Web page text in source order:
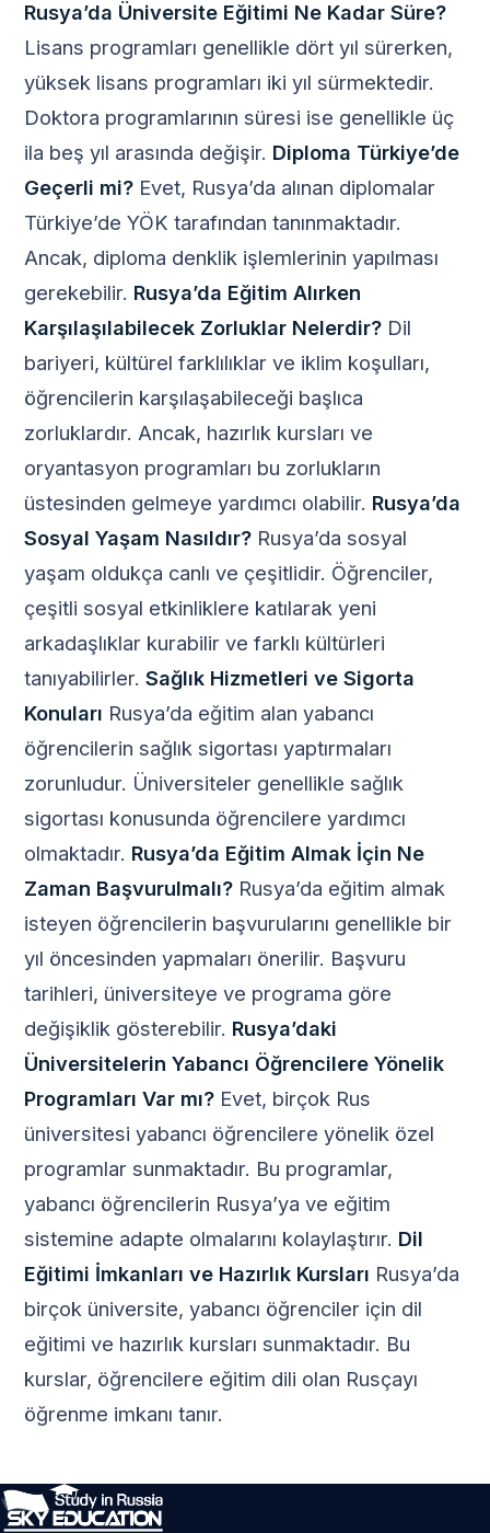
Rusya’da Üniversite Eğitimi Ne Kadar Süre?
Lisans programları genellikle dört yıl sürerken,
yüksek lisans programları iki yıl sürmektedir.
Doktora programlarının süresi ise genellikle üç
ila beş yıl arasında değişir. Diploma Türkiye’de
Geçerli mi? Evet, Rusya’da alınan diplomalar
Türkiye’de YÖK tarafından tanınmaktadır.
Ancak, diploma denklik işlemlerinin yapılması
gerekebilir. Rusya’da Eğitim Alırken
Karşılaşılabilecek Zorluklar Nelerdir? Dil
bariyeri, kültürel farklılıklar ve iklim koşulları,
öğrencilerin karşılaşabileceği başlıca
zorluklardır. Ancak, hazırlık kursları ve
oryantasyon programları bu zorlukların
üstesinden gelmeye yardımcı olabilir. Rusya’da
Sosyal Yaşam Nasıldır? Rusya’da sosyal
yaşam oldukça canlı ve çeşitlidir. Öğrenciler,
çeşitli sosyal etkinliklere katılarak yeni
arkadaşlıklar kurabilir ve farklı kültürleri
tanıyabilirler.Sağlık Hizmetleri ve Sigorta
Konuları Rusya’da eğitim alan yabancı
öğrencilerin sağlık sigortası yaptırmaları
zorunludur. Üniversiteler genellikle sağlık
sigortası konusunda öğrencilere yardımcı
olmaktadır. Rusya’da Eğitim Almak İçin Ne
Zaman Başvurulmalı? Rusya’da eğitim almak
isteyen öğrencilerin başvurularını genellikle bir
yıl öncesinden yapmaları önerilir. Başvuru
tarihleri, üniversiteye ve programa göre
değişiklik gösterebilir. Rusya’daki
Üniversitelerin Yabancı Öğrencilere Yönelik
Programları Var mı? Evet, birçok Rus
üniversitesi yabancı öğrencilere yönelik özel
programlar sunmaktadır. Bu programlar,
yabancı öğrencilerin Rusya’ya ve eğitim
sistemine adapte olmalarını kolaylaştırır. Dil
Eğitimi İmkanları ve Hazırlık Kursları Rusya’da
birçok üniversite, yabancı öğrenciler için dil
eğitimi ve hazırlık kursları sunmaktadır. Bu
kurslar, öğrencilere eğitim dili olan Rusçayı
öğrenme imkanı tanır.